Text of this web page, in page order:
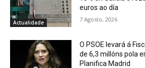
Actualidade
euros ao día
7 Agosto, 2026
O PSOE levará á
de 6,3 millóns pola
Planifica Madrid